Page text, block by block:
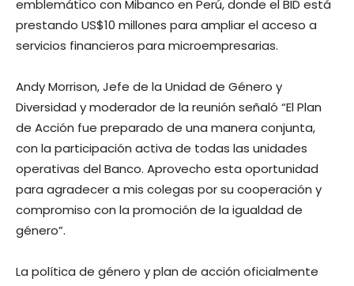
emblemático con Mibanco en Perú, donde el BID está
prestando US$10 millones para ampliar el acceso a
servicios financieros para microempresarias.
Andy Morrison, Jefe de la Unidad de Género y
Diversidad y moderador de la reunión señaló “El Plan
de Acción fue preparado de una manera conjunta,
con la participación activa de todas las unidades
operativas del Banco. Aprovecho esta oportunidad
para agradecer a mis colegas por su cooperación y
compromiso con la promoción de la igualdad de
género”.
La política de género y plan de acción oficialmente